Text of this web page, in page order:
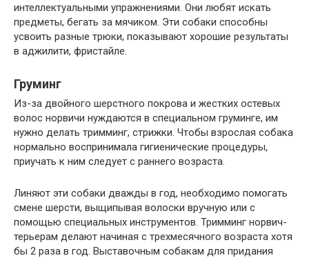
интеллектуальными упражнениями. Они любят искать
предметы, бегать за мячиком. Эти собаки способны
усвоить разные трюки, показывают хорошие результаты
в аджилити, фристайле.
Груминг
Из-за двойного шерстного покрова и жестких остевых
волос норвичи нуждаются в специальном груминге, им
нужно делать тримминг, стрижки. Чтобы взрослая собака
нормально воспринимала гигиенические процедуры,
приучать к ним следует с раннего возраста.
Линяют эти собаки дважды в год, необходимо помогать
смене шерсти, выщипывая волоски вручную или с
помощью специальных инструментов. Тримминг норвич-
терьерам делают начиная с трехмесячного возраста хотя
бы 2 раза в год. Выставочным собакам для придания